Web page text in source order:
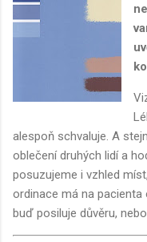
alespoň schvaluje. A
oblečení druhých lidí a
posuzujeme i vzhled
ordinace má na pacienta
buď posiluje důvěru,